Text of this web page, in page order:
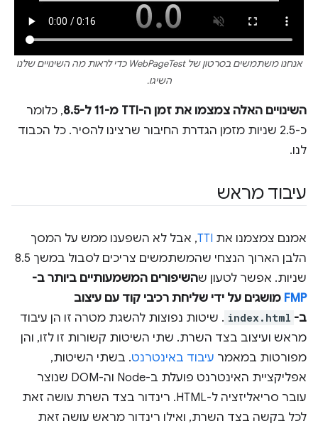
אנחנו משתמשים בסרטון של WebPageTest כדי לראות מה השינויים שלנו
השיגו.
השינויים האלה צמצמו את זמן ה-TTI מ-11 ל-8.5
, כלומר
כ-2.5 שניות מזמן הגדרת החיבור שרצינו להסיר. כל הכבוד
לנו.
עיבוד מראש
אמנם צמצמנו את TTI, אבל לא השפענו ממש על המסך
הלבן הארוך הנצחי שהמשתמשים צריכים לסבול במשך 8.5
שניות. אפשר לטעון שהשיפורים המשמעותיים ביותר ב-
FMP מושגים על ידי שליחת רכיבי קוד עם עיצוב
ב- index.html . שיטות נפוצות להשגת מטרה זו הן עיבוד
מראש ועיצוב בצד השרת. שתי השיטות קשורות זו לזו, והן
מפורטות במאמר עיבוד באינטרנט. בשתי השיטות,
אפליקציית האינטרנט פועלת ב-Node וה-DOM שנוצר
עובר סריאליזציה ל-HTML. רינדור בצד השרת עושה זאת
לכל בקשה בצד השרת, ואילו רינדור מראש עושה זאת